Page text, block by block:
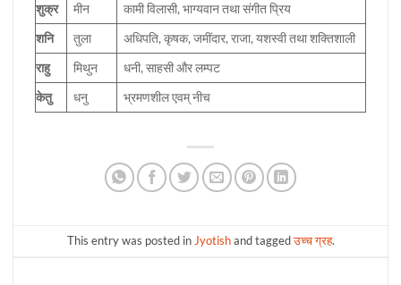
शुक्र
मीन
कामी विलासी, भाग्यवान तथा संगीत प्रिय
शनि
तुला
अधिपति, कृषक, जमींदार, राजा, यशस्वी तथा शक्तिशाली
राहु
मिथुन
धनी, साहसी और लम्पट
केतु
धनु भ्रमणशील एवम् नीच
This entry was posted inJyotishand taggedउच्च ग्रह.